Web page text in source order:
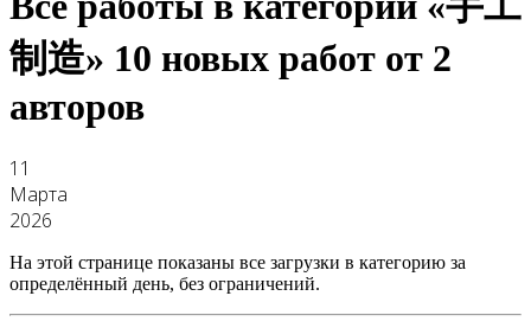
制造» 10 новых работ от 2
авторов
11
Марта
2026
На этой странице показаны все загрузки в категорию за
определённый день, без ограничений.